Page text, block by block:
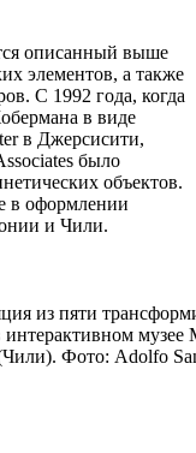
описанный выше
элементов, а также
С 1992 года, когда
в виде
в Джерсисити,
было
объектов.
в оформлении
и Чили.
из пяти
интерактивном музее
Фото: Adolfo